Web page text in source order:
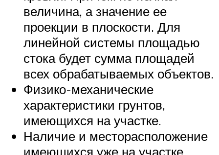
величина, а значение ее
проекции в плоскости. Для
линейной системы площадью
стока будет сумма площадей
всех обрабатываемых объектов.
Физико-механические
характеристики грунтов,
имеющихся на участке.
Наличие и месторасположение
имеющихся уже на участке